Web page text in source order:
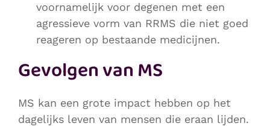
voornamelijk voor degenen met een
agressieve vorm van RRMS die niet goed
reageren op bestaande medicijnen.
Gevolgen van MS
MS kan een grote impact hebben op het
dagelijks leven van mensen die eraan lijden.